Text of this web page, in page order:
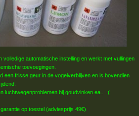
volledige automatische instelling en werkt met vullingen
toevoegingen.
een frisse geur in de vogelverblijven en is bovendien
luchtwegenproblemen bij goudvinken ea.. (
op toestel (adviesprijs 49€)